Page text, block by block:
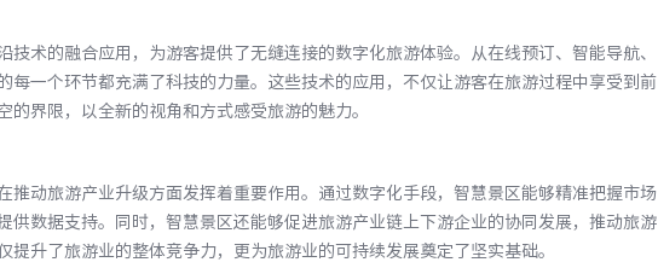
技术的融合应用，为游客提供了无缝连接的数字化旅游体验。从在线预订、智能导航、
每一个环节都充满了科技的力量。这些技术的应用，不仅让游客在旅游过程中享受到前
界限，以全新的视角和方式感受旅游的魅力。
推动旅游产业升级方面发挥着重要作用。通过数字化手段，智慧景区能够精准把握市场
供数据支持。同时，智慧景区还能够促进旅游产业链上下游企业的协同发展，推动旅游
提升了旅游业的整体竞争力，更为旅游业的可持续发展奠定了坚实基础。